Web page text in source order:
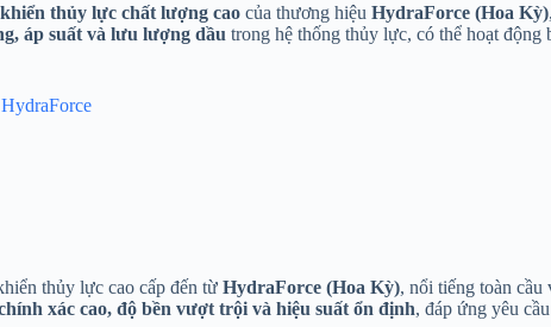
thủy lực chất lượng cao của thương hiệu HydraForce (Hoa Kỳ)
áp suất và lưu lượng dầu trong hệ thống thủy lực, có thể hoạt động
thủy lực cao cấp đến từ HydraForce (Hoa Kỳ), nổi tiếng toàn cầu
xác cao, độ bền vượt trội và hiệu suất ổn định, đáp ứng yêu